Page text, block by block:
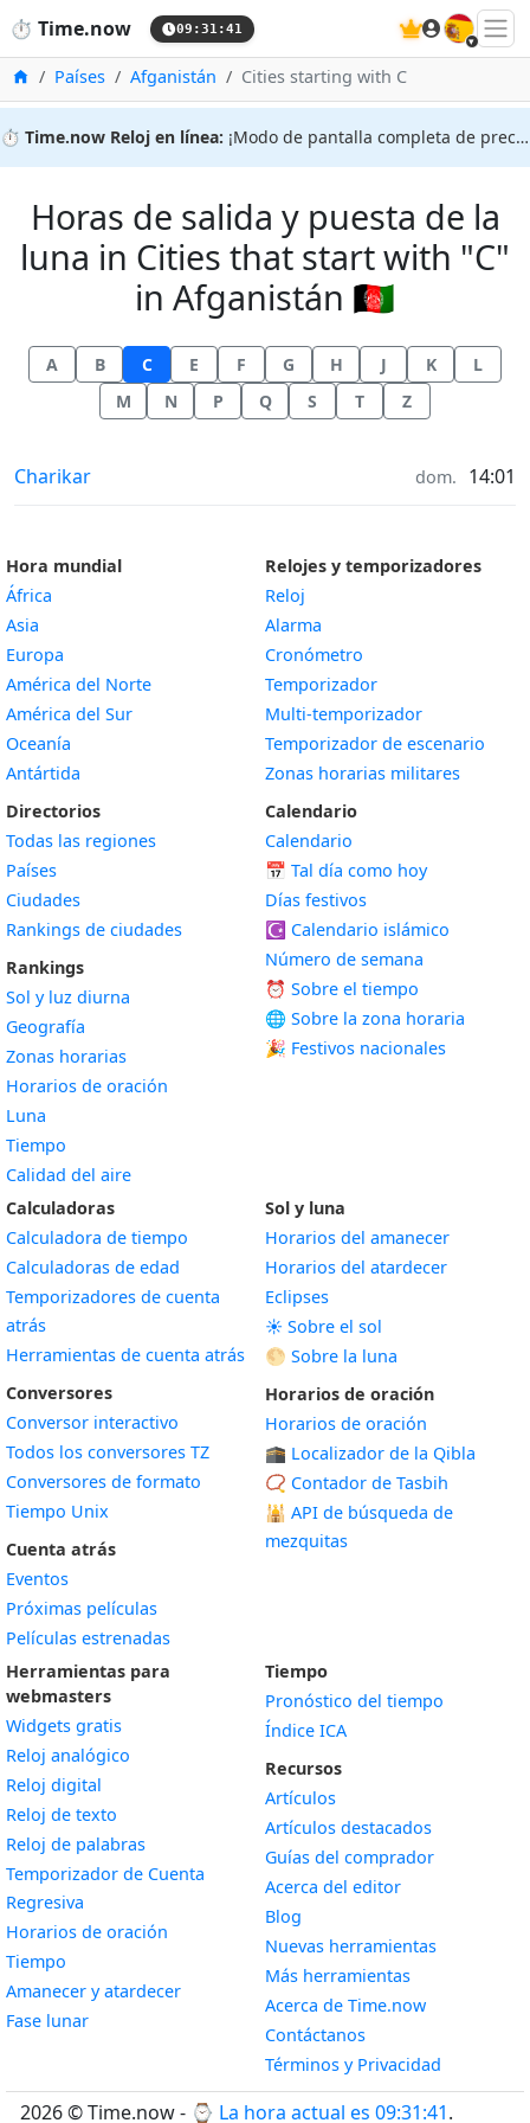
⏱️ Time.now 09:31:42 🇪🇸
InicioPaíses Afganistán Cities starting with C
⏱️ Time.now Reloj en línea: ¡Modo de pantalla completa de precisión!
Horas de salida y puesta de la
luna in Cities that start with "C"
in Afganistán 🇦🇫
A B C E F G H J K
L
M
N P Q S T Z
Horas de salida y puesta de la luna in
Charikar dom. 14:01
Hora mundial
África
Asia
Europa
América del Norte
América del Sur
Oceanía
Antártida
Directorios
Todas las regiones
Países
Ciudades
Rankings de ciudades
Rankings
Sol y luz diurna
Geografía
Zonas horarias
Horarios de oración
Luna
Tiempo
Calidad del aire
Relojes y temporizadores
Reloj
Alarma
Cronómetro
Temporizador
Multi-temporizador
Temporizador de escenario
Zonas horarias militares
Calendario
Calendario
📅 Tal día como hoy
Días festivos
☪️ Calendario islámico
Número de semana
⏰ Sobre el tiempo
🌐 Sobre la zona horaria
🎉 Festivos nacionales
Calculadoras
Calculadora de tiempo
Calculadoras de edad
Temporizadores de cuenta
atrás
Herramientas de cuenta atrás
Conversores
Conversor interactivo
Todos los conversores TZ
Conversores de formato
Tiempo Unix
Cuenta atrás
Eventos
Próximas películas
Películas estrenadas
Sol y luna
Horarios del amanecer
Horarios del atardecer
Eclipses
☀️ Sobre el sol
🌕 Sobre la luna
Horarios de oración
Horarios de oración
🕋 Localizador de la Qibla
📿 Contador de Tasbih
🕌 API de búsqueda de
mezquitas
Herramientas para
webmasters
Widgets gratis
Reloj analógico
Reloj digital
Reloj de texto
Reloj de palabras
Temporizador de Cuenta
Regresiva
Horarios de oración
Tiempo
Amanecer y atardecerWidget
Fase lunarWidget
Tiempo
Pronóstico del tiempo
Índice ICA
Recursos
Artículos
Artículos destacados
Guías del comprador
Acerca del editor
Blog
Nuevas herramientas
Más herramientas
Acerca de Time.now
Contáctanos
Términos y Privacidad
2026 © Time.now - ⌚ La hora actual es 09:31:42.